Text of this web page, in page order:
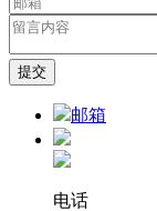
提交
邮箱
电话